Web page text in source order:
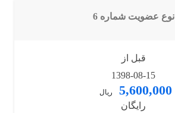
نوع عضویت شماره 6
قبل از
1398-08-15
5,600,000 ریال
رایگان